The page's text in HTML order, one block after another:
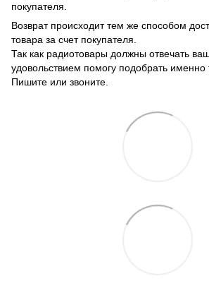
покупателя.
Возврат происходит тем же способом
товара за счет покупателя.
Так как радиотовары должны отвечать
удовольствием помогу подобрать именно
Пишите или звоните.